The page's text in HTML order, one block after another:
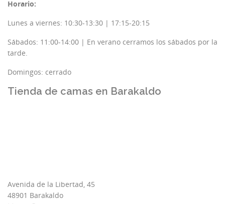
Horario:
Lunes a viernes: 10:30-13:30 | 17:15-20:15
Sábados: 11:00-14:00 | En verano cerramos los sábados por la
tarde.
Domingos: cerrado
Tienda de camas en Barakaldo
Avenida de la Libertad, 45
48901 Barakaldo